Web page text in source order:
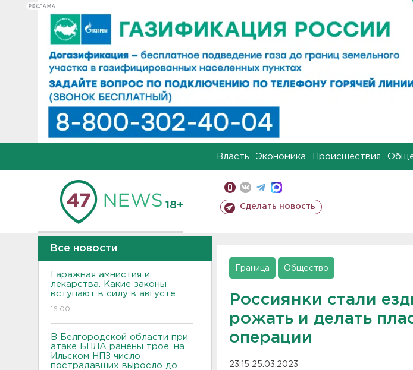
РЕКЛАМА
Власть Экономика Происшествия
18+ Сделать новость
Все новости
Гаражная амнистия и
лекарства. Какие законы
вступают в силу в августе
16:00
В Белгородской области при
атаке БПЛА ранены трое, на
Ильском НПЗ число
пострадавших выросло до
Граница Общество
Россиянки стали
рожать и делать
операции
23:15 25.03.2023